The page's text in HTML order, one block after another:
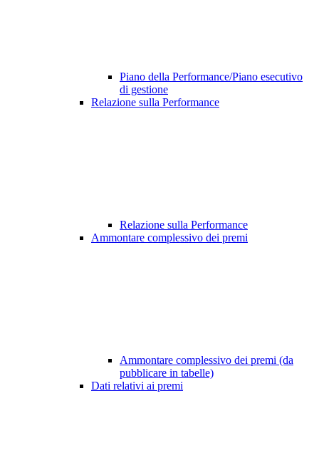
Piano della Performance/Piano esecutivo
di gestione
Relazione sulla Performance
Relazione sulla Performance
Ammontare complessivo dei premi
Ammontare complessivo dei premi (da
pubblicare in tabelle)
Dati relativi ai premi